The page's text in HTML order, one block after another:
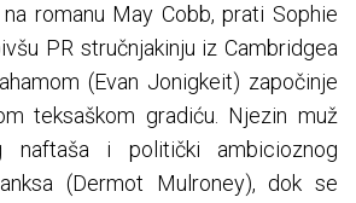
na romanu May Cobb, prati Sophie
PR stručnjakinju iz Cambridgea
(Evan Jonigkeit) započinje
teksaškom gradiću. Njezin muž
naftaša i politički ambicioznog
(Dermot Mulroney), dok se